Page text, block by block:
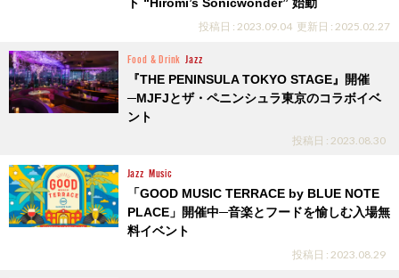
投稿日 : 2023.09.04 更新日 : 2025.02.27
Food & Drink Jazz
『THE PENINSULA TOKYO STAGE』開催
─MJFJとザ・ペニンシュラ東京のコラボイベ
ント
投稿日 : 2023.08.30
Jazz Music
「GOOD MUSIC TERRACE by BLUE NOTE
PLACE」開催中─音楽とフードを愉しむ入場無
料イベント
投稿日 : 2023.08.29